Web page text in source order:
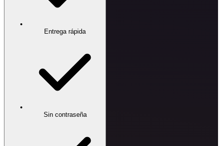
Entrega rápida
Sin contraseña